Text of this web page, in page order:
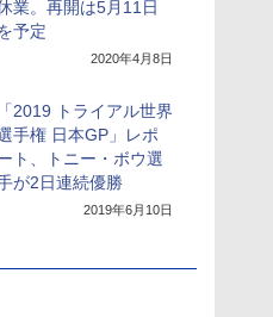
業。再開は5月11日
予定
2020年4月8日
「2019 トライアル世界
手権 日本GP」レポ
ト、トニー・ボウ選
が2日連続優勝
2019年6月10日